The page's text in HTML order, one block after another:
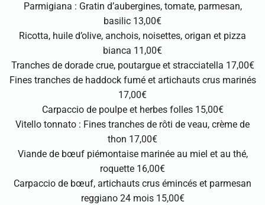
Parmigiana : Gratin d’aubergines, tomate, parmesan,
basilic 13,00€
Ricotta, huile d’olive, anchois, noisettes, origan et pizza
bianca 11,00€
Tranches de dorade crue, poutargue et stracciatella 17,00€
Fines tranches de haddock fumé et artichauts crus marinés
17,00€
Carpaccio de poulpe et herbes folles 15,00€
Vitello tonnato : Fines tranches de rôti de veau, crème de
thon 17,00€
Viande de bœuf piémontaise marinée au miel et au thé,
roquette 16,00€
Carpaccio de bœuf, artichauts crus émincés et parmesan
reggiano 24 mois 15,00€